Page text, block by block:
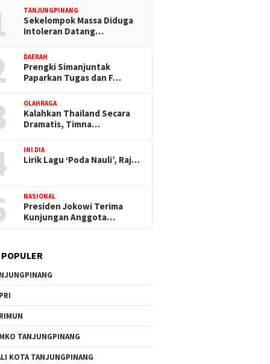
TANJUNGPINANG
Sekelompok Massa Diduga
Intoleran Datang…
DAERAH
Prengki Simanjuntak
Paparkan Tugas dan F…
OLAHRAGA
Kalahkan Thailand Secara
Dramatis, Timna…
INI DIA
Lirik Lagu ‘Poda Nauli’, Raj…
NASIONAL
Presiden Jokowi Terima
Kunjungan Anggota…
TANJUNGPINANG
KOTA TANJUNGPINANG